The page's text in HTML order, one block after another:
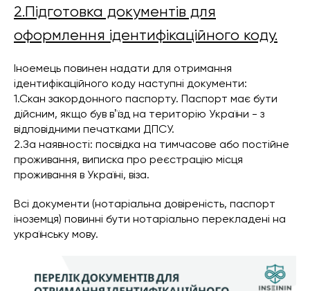
2.Підготовка документів для
оформлення ідентифікаційного коду.
Іноемець повинен надати для отримання
ідентифікаційного коду наступні документи:
1.Скан закордонного паспорту. Паспорт має бути
дійсним, якщо був вʼїзд на територію України - з
відповідними печатками ДПСУ.
2.За наявності: посвідка на тимчасове або постійне
проживання, виписка про реєстрацію місця
проживання в Україні, віза.
Всі документи (нотаріальна довіреність, паспорт
іноземця) повинні бути нотаріально перекладені на
українську мову.